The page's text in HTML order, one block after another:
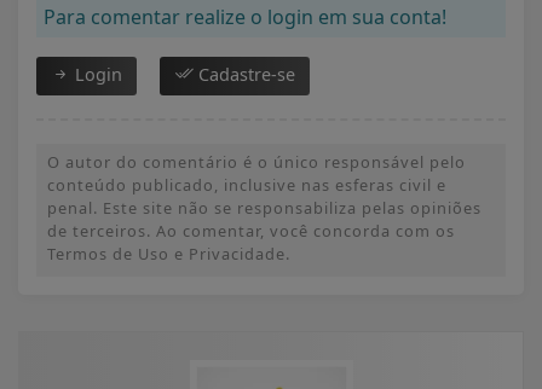
Para comentar realize o login em sua conta!
Login Cadastre-se
O autor do comentário é o único responsável pelo
conteúdo publicado, inclusive nas esferas civil e
penal. Este site não se responsabiliza pelas opiniões
de terceiros. Ao comentar, você concorda com os
Termos de Uso e Privacidade.